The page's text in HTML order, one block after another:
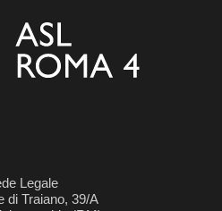
Legale
di Traiano, 39/A